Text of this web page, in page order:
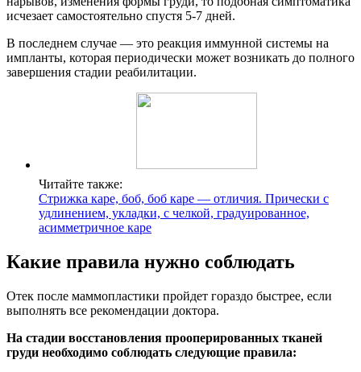
исчезает самостоятельно спустя 5-7 дней.
В последнем случае — это реакция иммунной системы на
импланты, которая периодически может возникать до полного
завершения стадии реабилитации.
Читайте также:
Стрижка каре, боб, боб каре — отличия. Прически с
удлинением, укладки, с челкой, градуированное,
асимметричное каре
Какие правила нужно соблюдать
Отек после маммопластики пройдет гораздо быстрее, если
выполнять все рекомендации доктора.
На стадии восстановления прооперированных тканей
груди необходимо соблюдать следующие правила: